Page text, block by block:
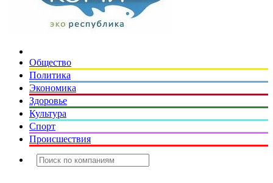
Общество
Политика
Экономика
Здоровье
Культура
Спорт
Происшествия